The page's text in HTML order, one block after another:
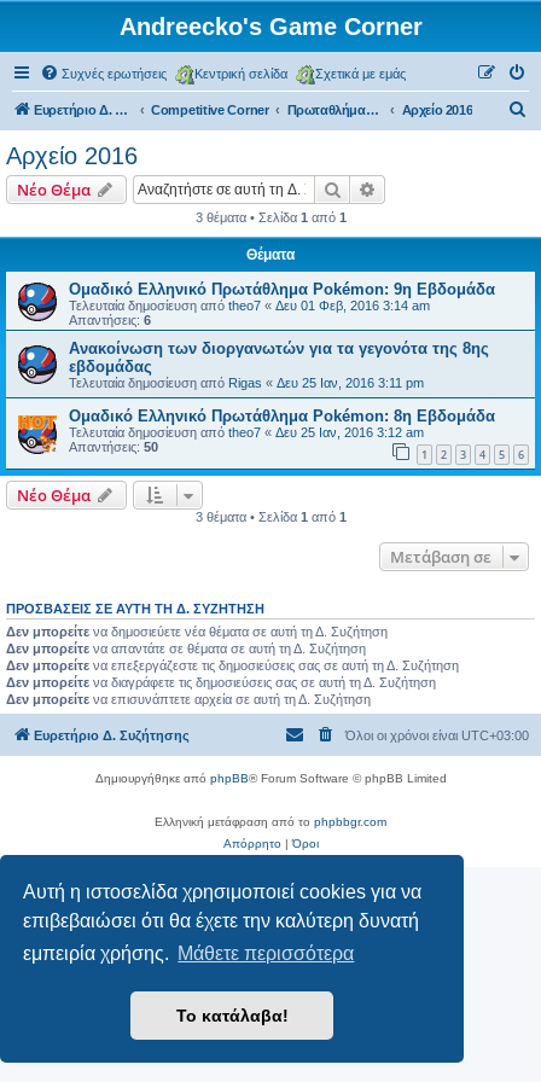
Αυτή η ιστοσελίδα χρησιμοποιεί cookies για να
επιβεβαιώσει ότι θα έχετε την καλύτερη δυνατή
εμπειρία χρήσης. Μάθετε περισσότερα
Το κατάλαβα!
Andreecko's Game Corner
Συχνές ερωτήσεις Κεντρική σελίδα Σχετικά με εμάς
Ευρετήριο Δ. Συζήτησης Competitive Corner Πρωταθλήματα και Τουρνουά (μη επίσημα) Αρχείο 2016
Αρχείο 2016
Νέο Θέμα Αναζήτηση
3 θέματα • Σελίδα 1 από 1
Θέματα
Ομαδικό Ελληνικό Πρωτάθλημα Pokémon: 9η Εβδομάδα
Τελευταία δημοσίευση από theo7 « Δευ 01 Φεβ, 2016 3:14 am
Απαντήσεις: 6
Ανακοίνωση των διοργανωτών για τα γεγονότα της 8ης
εβδομάδας
Τελευταία δημοσίευση από Rigas « Δευ 25 Ιαν, 2016 3:11 pm
Ομαδικό Ελληνικό Πρωτάθλημα Pokémon: 8η Εβδομάδα
Τελευταία δημοσίευση από theo7 « Δευ 25 Ιαν, 2016 3:12 am
Απαντήσεις: 50 1 2 3 4 5 6
Νέο Θέμα
3 θέματα • Σελίδα 1 από 1
Μετάβαση σε
ΠΡΟΣΒΆΣΕΙΣ ΣΕ ΑΥΤΉ ΤΗ Δ. ΣΥΖΉΤΗΣΗ
Δεν μπορείτε να δημοσιεύετε νέα θέματα σε αυτή τη Δ. Συζήτηση
Δεν μπορείτε να απαντάτε σε θέματα σε αυτή τη Δ. Συζήτηση
Δεν μπορείτε να επεξεργάζεστε τις δημοσιεύσεις σας σε αυτή τη Δ. Συζήτηση
Δεν μπορείτε να διαγράφετε τις δημοσιεύσεις σας σε αυτή τη Δ. Συζήτηση
Δεν μπορείτε να επισυνάπτετε αρχεία σε αυτή τη Δ. Συζήτηση
Ευρετήριο Δ. Συζήτησης Όλοι οι χρόνοι είναι UTC+03:00
Δημιουργήθηκε από phpBB® Forum Software © phpBB Limited
Ελληνική μετάφραση από το phpbbgr.com
Απόρρητο|Όροι